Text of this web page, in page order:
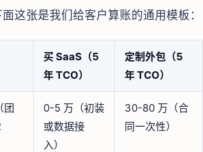
这张是我们给客户算账的通用模板：
买 SaaS（5
年 TCO）
定制外包（5
年 TCO）
团
0-5 万（初装
或数据接
入）
30-80 万（合
同一次性）